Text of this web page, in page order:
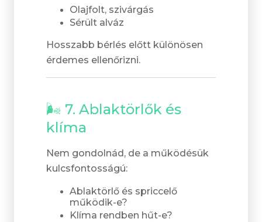
Olajfolt, szivárgás
Sérült alváz
Hosszabb bérlés előtt különösen
érdemes ellenőrizni.
🌬️ 7. Ablaktörlők és
klíma
Nem gondolnád, de a működésük
kulcsfontosságú:
Ablaktörlő és spriccelő
működik-e?
Klíma rendben hűt-e?